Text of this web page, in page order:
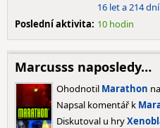
16 let a 214 dní
Poslední aktivita: 10 hodin
Marcusss naposledy…
Ohodnotil Marathon na
Napsal komentář k
Diskutoval u hry